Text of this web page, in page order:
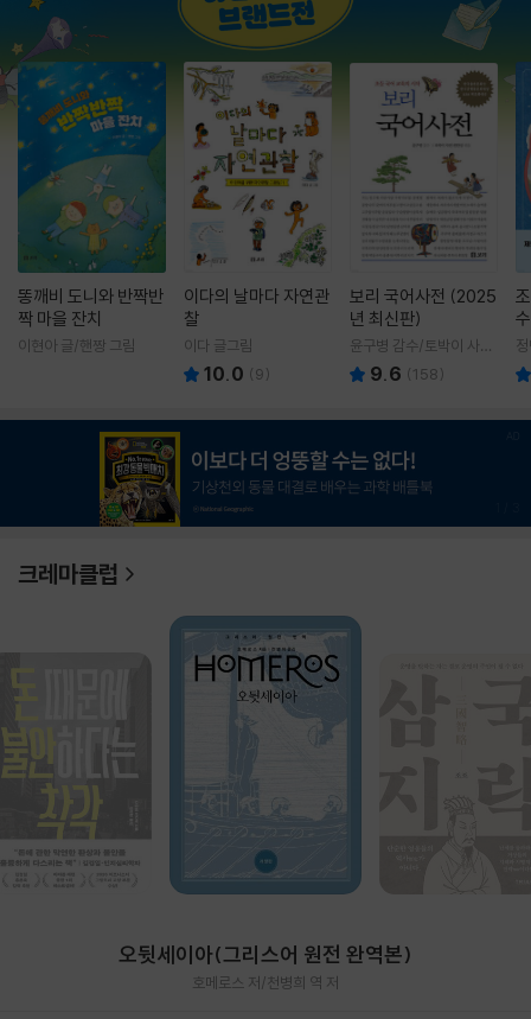
똥깨비 도니와 반짝반
짝 마을 잔치
이현아 글/핸짱 그림
이다의 날마다 자연관
찰
이다 글그림
10.0 (9)
보리 국어사전 (2025
년 최신판)
윤구병 감수/토박이 사전
편찬실 편
9.6 (158)
크레마클럽
오뒷세이아(그리스어 원전 완역본)
호메로스 저/천병희 역 저